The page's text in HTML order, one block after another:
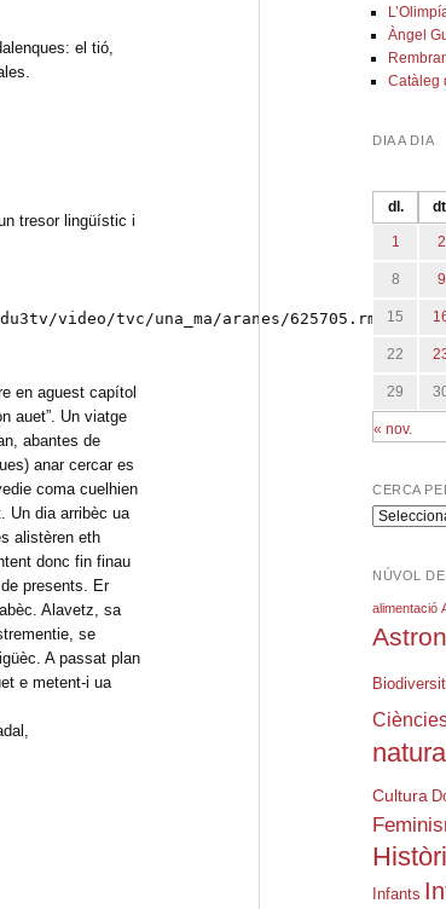
el tió,
tresor lingüístic i
video/tvc/una_ma/aranes/625705.rm"
en aguest capítol
auet”. Un viatge
abantes de
anar cercar es
coma cuelhien
Un dia arribèc ua
alistèren eth
donc fin finau
presents. Er
Alavetz, sa
se
A passat plan
e metent-i ua
Àngel
Catàleg
DIA A DIA
dl.
« nov.
1 2
8 9
15
22
29
CERCA
Cerca
NÚVOL
alimentació
Cultura
Infants